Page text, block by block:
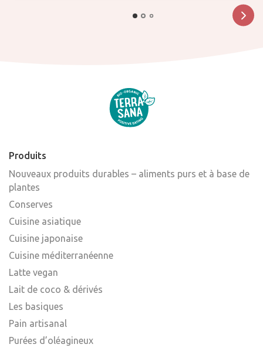
Produits
Nouveaux produits durables – aliments purs et à base de
plantes
Conserves
Cuisine asiatique
Cuisine japonaise
Cuisine méditerranéenne
Latte vegan
Lait de coco & dérivés
Les basiques
Pain artisanal
Purées d’oléagineux